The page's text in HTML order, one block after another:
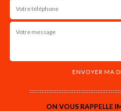
ON VOUS RAPPELLE